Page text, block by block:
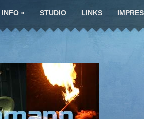
INFO » STUDIO LINKS